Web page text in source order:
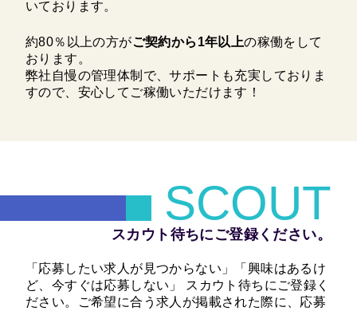
いております。
約80％以上の方がご契約から1年以上の稼働をして
おります。
弊社自慢の管理体制で、サポートも充実しておりま
すので、安心してご稼働いただけます！
SCOUT
スカウト待ちにご登録ください。
「応募したい求人が見つからない」「興味はあるけ
ど、今すぐは応募しない」 スカウト待ちにご登録く
ださい。ご希望に合う求人が掲載された際に、応募